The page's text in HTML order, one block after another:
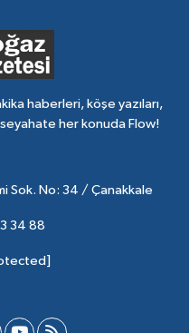
haberleri, köşe yazıları,
her konuda Flow!
Sok. No: 34 / Çanakkale
34 88